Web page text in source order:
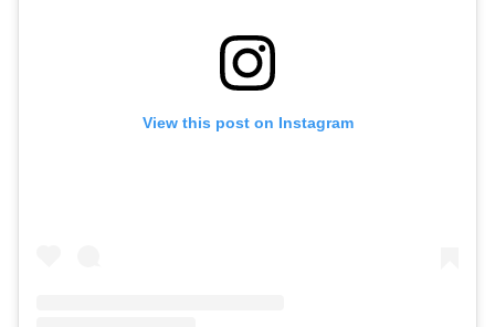
View this post on Instagram